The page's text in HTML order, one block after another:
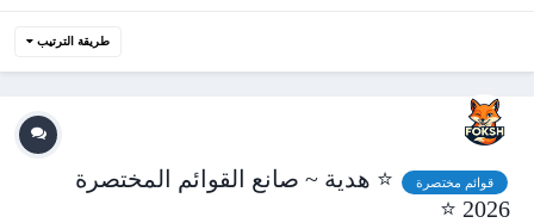
طريقة الترتيب
قوائم مختصرة
⭐ هدية ~ صانع القوائم المختصرة
2026 ⭐